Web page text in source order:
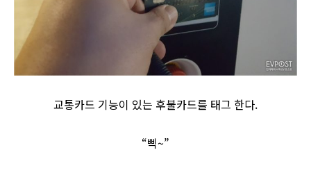
교통카드 기능이 있는 후불카드를 태그 한다.
“삑~”